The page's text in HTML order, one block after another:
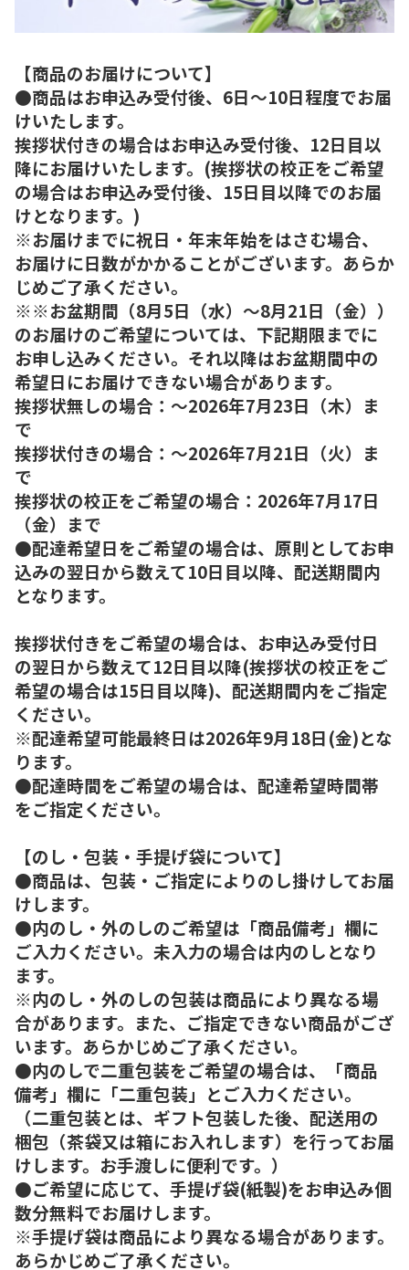
【商品のお届けについて】
●商品はお申込み受付後、6日～10日程度でお届
けいたします。
挨拶状付きの場合はお申込み受付後、12日目以
降にお届けいたします。(挨拶状の校正をご希望
の場合はお申込み受付後、15日目以降でのお届
けとなります。)
※お届けまでに祝日・年末年始をはさむ場合、
お届けに日数がかかることがございます。あらか
じめご了承ください。
※※お盆期間（8月5日（水）～8月21日（金））
のお届けのご希望については、下記期限までに
お申し込みください。それ以降はお盆期間中の
希望日にお届けできない場合があります。
挨拶状無しの場合：～2026年7月23日（木）ま
で
挨拶状付きの場合：～2026年7月21日（火）ま
で
挨拶状の校正をご希望の場合：2026年7月17日
（金）まで
●配達希望日をご希望の場合は、原則としてお申
込みの翌日から数えて10日目以降、配送期間内
となります。
挨拶状付きをご希望の場合は、お申込み受付日
の翌日から数えて12日目以降(挨拶状の校正をご
希望の場合は15日目以降)、配送期間内をご指定
ください。
※配達希望可能最終日は2026年9月18日(金)とな
ります。
●配達時間をご希望の場合は、配達希望時間帯
をご指定ください。
【のし・包装・手提げ袋について】
●商品は、包装・ご指定によりのし掛けしてお届
けします。
●内のし・外のしのご希望は「商品備考」欄に
ご入力ください。未入力の場合は内のしとなり
ます。
※内のし・外のしの包装は商品により異なる場
合があります。また、ご指定できない商品がござ
います。あらかじめご了承ください。
●内のしで二重包装をご希望の場合は、「商品
備考」欄に「二重包装」とご入力ください。
（二重包装とは、ギフト包装した後、配送用の
梱包（茶袋又は箱にお入れします）を行ってお届
けします。お手渡しに便利です。）
●ご希望に応じて、手提げ袋(紙製)をお申込み個
数分無料でお届けします。
※手提げ袋は商品により異なる場合があります。
あらかじめご了承ください。